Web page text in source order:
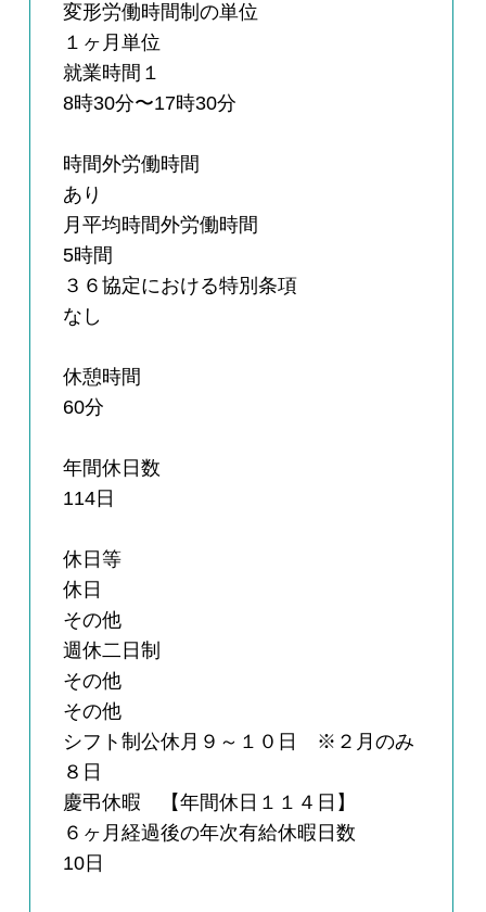
変形労働時間制の単位
１ヶ月単位
就業時間１
8時30分〜17時30分
時間外労働時間
あり
月平均時間外労働時間
5時間
３６協定における特別条項
なし
休憩時間
60分
年間休日数
114日
休日等
休日
その他
週休二日制
その他
その他
シフト制公休月９～１０日 ※２月のみ
８日
慶弔休暇 【年間休日１１４日】
６ヶ月経過後の年次有給休暇日数
10日